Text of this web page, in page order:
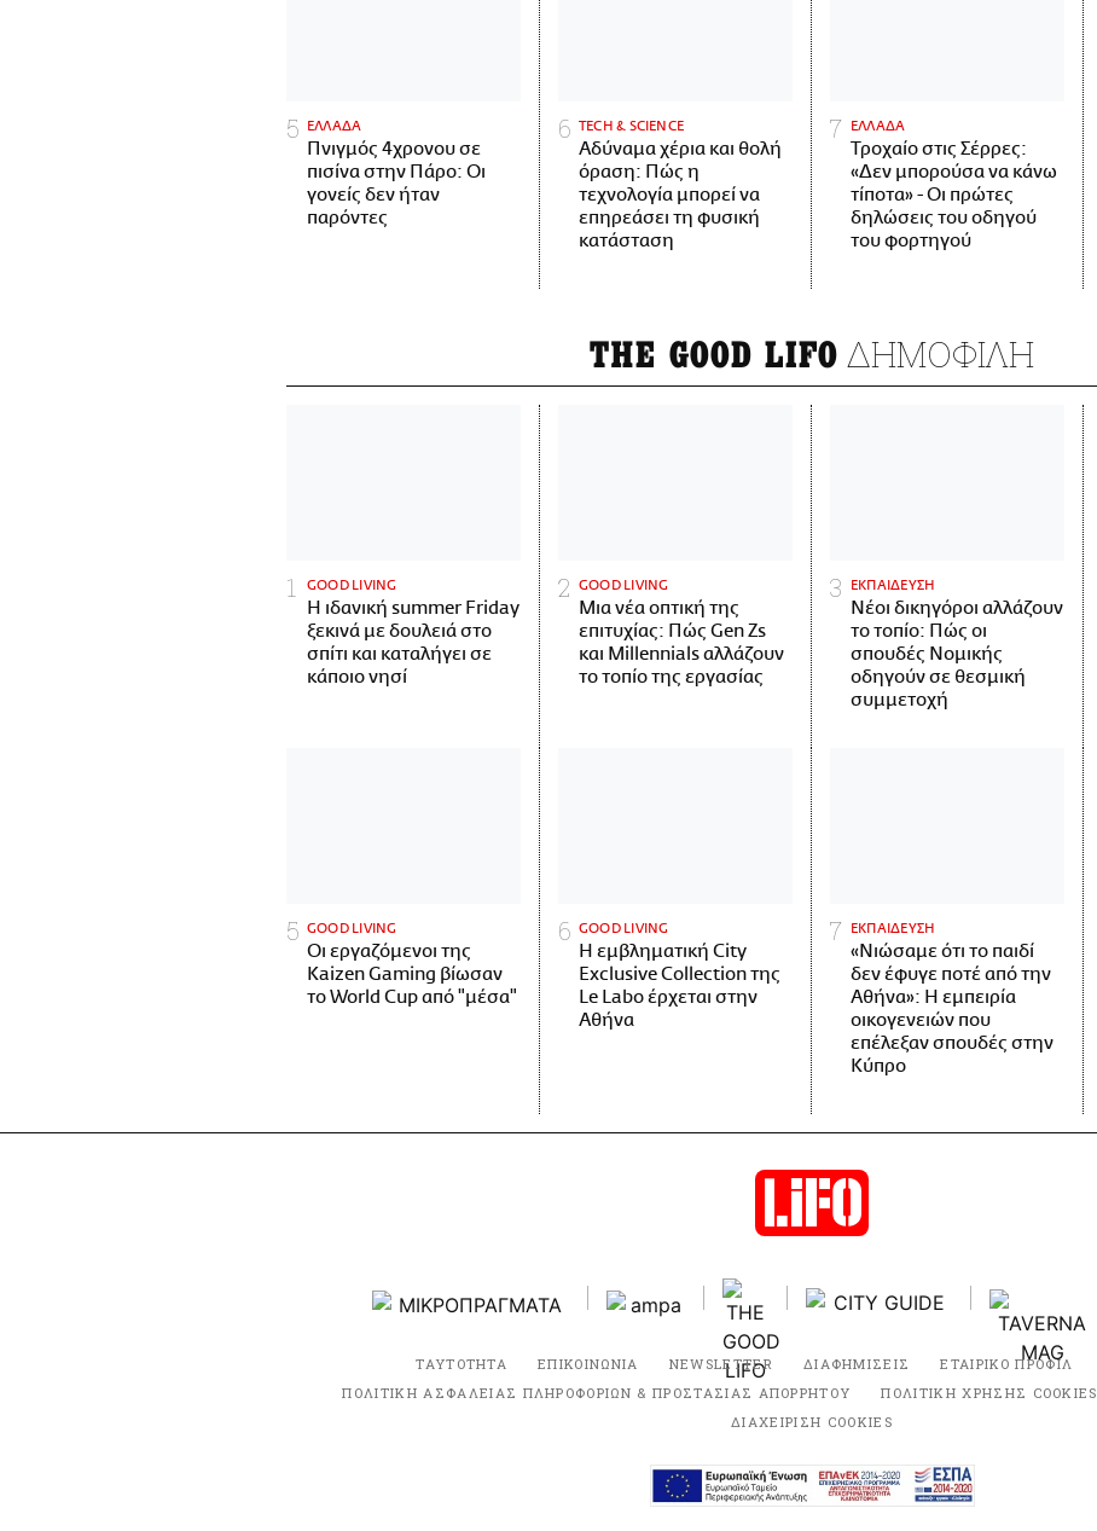
ΕΛΛΑΔΑ
Πνιγμός 4χρονου σε
πισίνα στην Πάρο: Οι
γονείς δεν ήταν
παρόντες
ΤECH & SCIENCE
Αδύναμα χέρια και θολή
όραση: Πώς η
τεχνολογία μπορεί να
επηρεάσει τη φυσική
κατάσταση
ΕΛΛΑΔΑ
Τροχαίο στις Σέρρες:
«Δεν μπορούσα να κάνω
τίποτα» - Οι πρώτες
δηλώσεις του οδηγού
του φορτηγού
THE GOOD LIFO ΔΗΜΟΦΙΛΗ
GOOD LIVING
Η ιδανική summer Friday
ξεκινά με δουλειά στο
σπίτι και καταλήγει σε
κάποιο νησί
GOOD LIVING
Μια νέα οπτική της
επιτυχίας: Πώς Gen Zs
και Millennials αλλάζουν
το τοπίο της εργασίας
ΕΚΠΑΙΔΕΥΣΗ
Νέοι δικηγόροι αλλάζουν
το τοπίο: Πώς οι
σπουδές Νομικής
οδηγούν σε θεσμική
συμμετοχή
GOOD LIVING
Οι εργαζόμενοι της
Kaizen Gaming βίωσαν
το World Cup από "μέσα"
GOOD LIVING
Η εμβληματική City
Exclusive Collection της
Le Labo έρχεται στην
Αθήνα
ΕΚΠΑΙΔΕΥΣΗ
«Νιώσαμε ότι το παιδί
δεν έφυγε ποτέ από την
Αθήνα»: Η εμπειρία
οικογενειών που
επέλεξαν σπουδές στην
Κύπρο
ΤΑΥΤΟΤΗΤΑ ΕΠΙΚΟΙΝΩΝΙΑ NEWSLETTER ΔΙΑΦΗΜΙΣΕΙΣ ΕΤΑΙΡΙΚΟ ΠΡΟΦΙΛ
ΠΟΛΙΤΙΚΗ ΑΣΦΑΛΕΙΑΣ ΠΛΗΡΟΦΟΡΙΩΝ & ΠΡΟΣΤΑΣΙΑΣ ΑΠΟΡΡΗΤΟΥ
ΠΟΛΙΤΙΚΗ ΧΡΗΣΗΣ COOKIES
ΔΙΑΧΕΙΡΙΣΗ COOKIES